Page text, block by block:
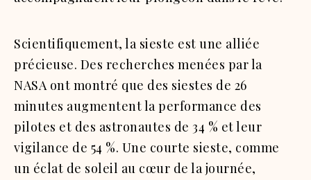
Scientifiquement, la sieste est une alliée
précieuse. Des recherches menées par la
NASA ont montré que des siestes de 26
minutes augmentent la performance des
pilotes et des astronautes de 34 % et leur
vigilance de 54 %. Une courte sieste, comme
un éclat de soleil au cœur de la journée,